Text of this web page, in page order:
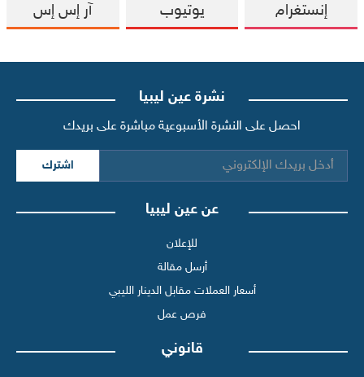
إنستغرام يوتيوب آر إس إس
نشرة عين ليبيا
احصل على النشرة الأسبوعية مباشرة على بريدك
اشترك
عن عين ليبيا
للإعلان
أرسل مقالة
أسعار العملات مقابل الدينار الليبي
فرص عمل
قانوني